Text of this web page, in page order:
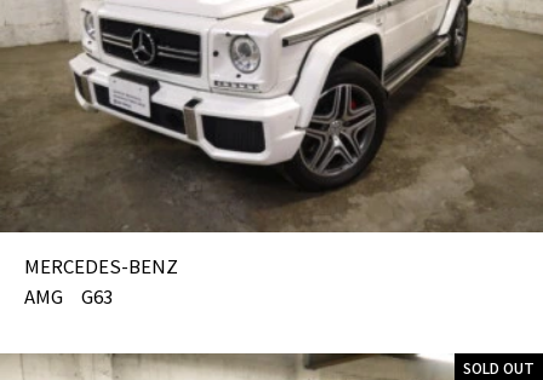
MERCEDES-BENZ
AMG G63
SOLD OUT